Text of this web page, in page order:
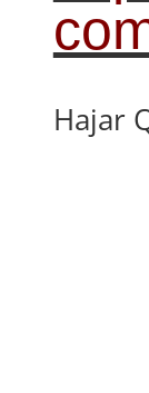
Hajar